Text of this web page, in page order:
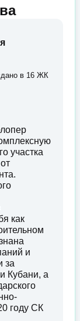
в 16 ЖК
участка
как
и
за
Кубани, а
году СК